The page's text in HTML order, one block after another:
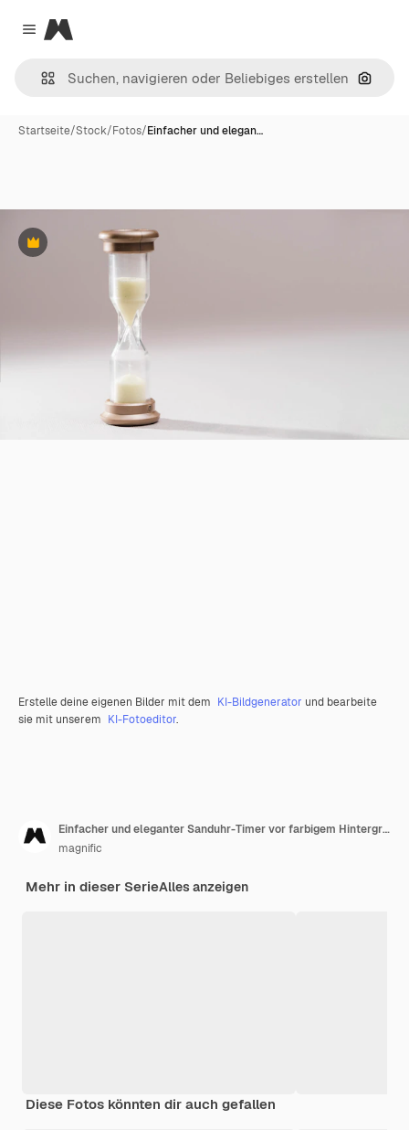
Close menu
Magnific
Nach
Startseite/Stock/Fotos/Einfacher und elegan…
Premium
Erstelle deine eigenen Bilder mit dem KI-Bildgenerator und bearbeite
sie mit unserem KI-Fotoeditor.
Einfacher und eleganter Sanduhr-Timer vor farbigem Hintergrund
magnific
Mehr in dieser SerieAlles anzeigen
Diese Fotos könnten dir auch gefallen